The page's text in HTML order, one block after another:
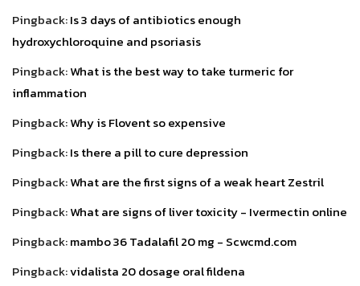
Pingback:Is 3 days of antibiotics enough
hydroxychloroquine and psoriasis
Pingback:What is the best way to take turmeric for
inflammation
Pingback:Why is Flovent so expensive
Pingback:Is there a pill to cure depression
Pingback:What are the first signs of a weak heart Zestril
Pingback:What are signs of liver toxicity - Ivermectin online
Pingback:mambo 36 Tadalafil 20 mg - Scwcmd.com
Pingback:vidalista 20 dosage oral fildena